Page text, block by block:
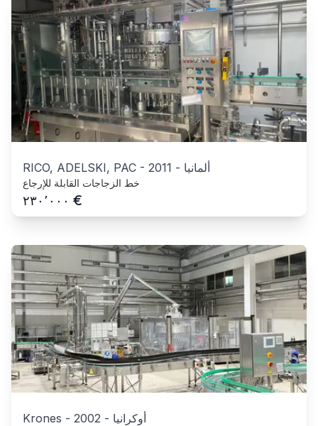
RICO, ADELSKI, PAC - 2011 - ألمانيا
خط الزجاجات القابلة للإرجاع
٢٣٠٬٠٠٠ €
Krones - 2002 - أوكرانيا